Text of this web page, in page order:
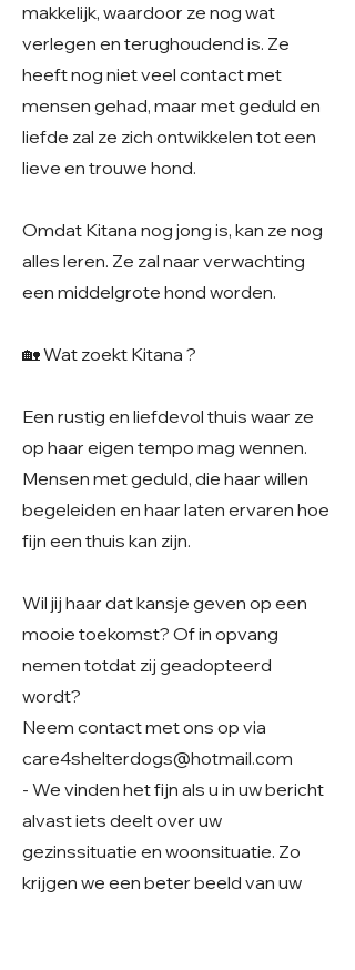
makkelijk, waardoor ze nog wat
verlegen en terughoudend is. Ze
heeft nog niet veel contact met
mensen gehad, maar met geduld en
liefde zal ze zich ontwikkelen tot een
lieve en trouwe hond.
Omdat Kitana nog jong is, kan ze nog
alles leren. Ze zal naar verwachting
een middelgrote hond worden.
🏡 Wat zoekt Kitana ?
Een rustig en liefdevol thuis waar ze
op haar eigen tempo mag wennen.
Mensen met geduld, die haar willen
begeleiden en haar laten ervaren hoe
fijn een thuis kan zijn.
Wil jij haar dat kansje geven op een
mooie toekomst? Of in opvang
nemen totdat zij geadopteerd
wordt?
Neem contact met ons op via
care4shelterdogs@hotmail.com
- We vinden het fijn als u in uw bericht
alvast iets deelt over uw
gezinssituatie en woonsituatie. Zo
krijgen we een beter beeld van uw